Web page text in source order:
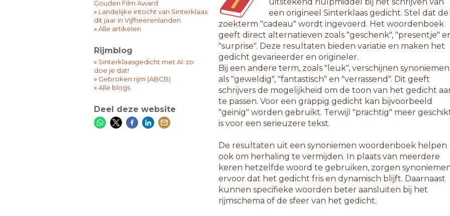
Gouden Film Award
» Landelijke intocht van Sinterklaas
dit jaar in Vijfheerenlanden
»Alle artikelen
Rijmblog
» Sinterklaasgedicht met AI: zo
doe je dat!
» Gebroken rijm (ABCB)
»Alle blogs
Deel deze website
een origineel Sinterklaas gedicht. Stel dat de
zoekterm "cadeau" wordt ingevoerd. Het woordenboek
geeft direct alternatieven zoals "geschenk", "presentje"
"surprise". Deze resultaten bieden variatie en maken het
gedicht gevarieerder en origineler.
Bij een andere term, zoals "leuk", verschijnen synoniemen
als "geweldig", "fantastisch" en "verrassend". Dit geeft
schrijvers de mogelijkheid om de toon van het gedicht
te passen. Voor een grappig gedicht kan bijvoorbeeld
"geinig" worden gebruikt. Terwijl "prachtig" meer
is voor een serieuzere tekst.
De resultaten uit een synoniemen woordenboek helpen
ook om herhaling te vermijden. In plaats van meerdere
keren hetzelfde woord te gebruiken, zorgen
ervoor dat het gedicht fris en dynamisch blijft. Daarnaast
kunnen specifieke woorden beter aansluiten bij het
rijmschema of de sfeer van het gedicht.